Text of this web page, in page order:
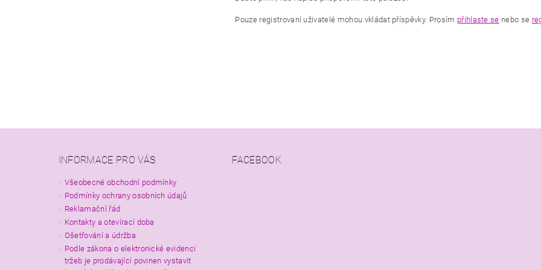
Pouze registrovaní uživatelé mohou vkládat příspěvky. Prosím přihlaste se nebo se
INFORMACE PRO VÁS
Všeobecné obchodní podmínky
Podmínky ochrany osobních údajů
Reklamační řád
Kontakty a otevírací doba
Ošetřování a údržba
Podle zákona o elektronické evidenci
tržeb je prodávající povinen vystavit
FACEBOOK